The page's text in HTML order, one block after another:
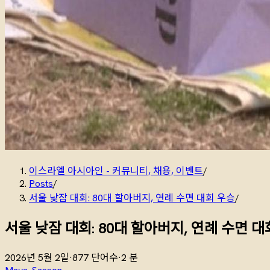
이스라엘 아시아인 - 커뮤니티, 채용, 이벤트/
Posts/
서울 낮잠 대회: 80대 할아버지, 연례 수면 대회 우승/
서울 낮잠 대회: 80대 할아버지, 연례 수면 대
2026년 5월 2일·877 단어수·2 분